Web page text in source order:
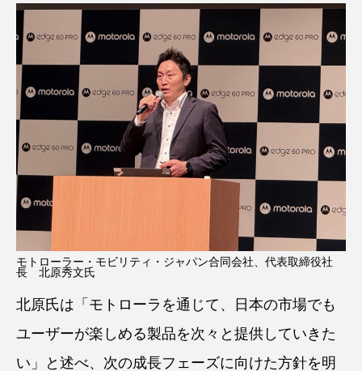
モトローラー・モビリティ・ジャパン合同会社、代表取締役社
長 北原秀文氏
北原氏は「モトローラを通じて、日本の市場でも
ユーザーが楽しめる製品を次々と提供していきた
い」と述べ、次の成長フェーズに向けた方針を明